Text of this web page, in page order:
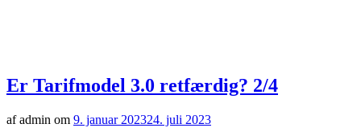
Er Tarifmodel 3.0 retfærdig? 2/4
af admin om 9. januar 202324. juli 2023